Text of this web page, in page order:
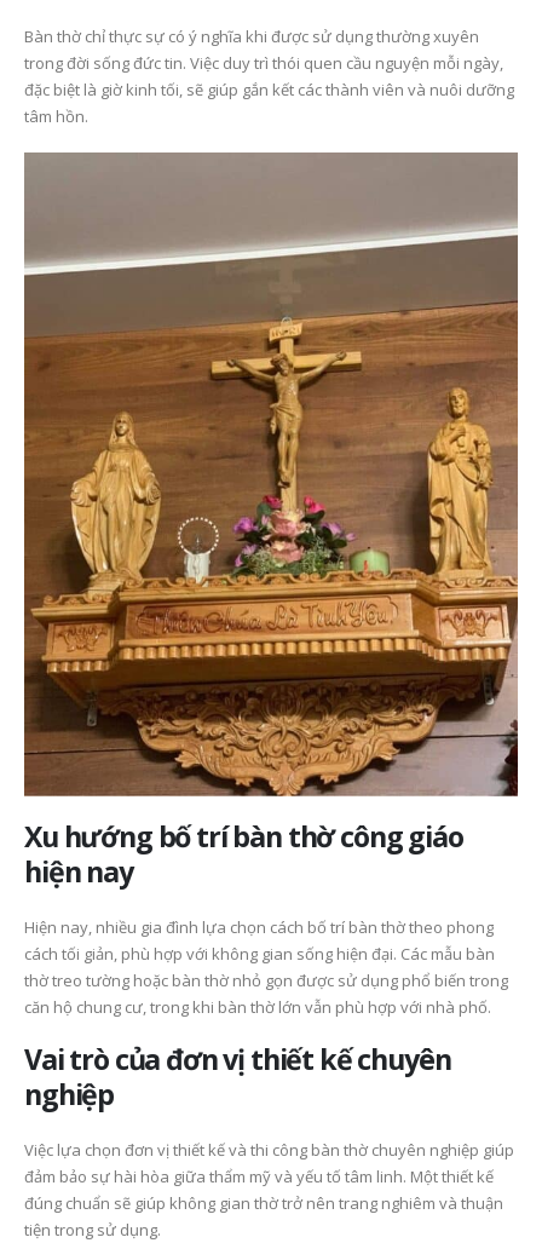
Bàn thờ chỉ thực sự có ý nghĩa khi được sử dụng thường xuyên
trong đời sống đức tin. Việc duy trì thói quen cầu nguyện mỗi ngày,
đặc biệt là giờ kinh tối, sẽ giúp gắn kết các thành viên và nuôi dưỡng
tâm hồn.
Xu hướng bố trí bàn thờ công giáo
hiện nay
Hiện nay, nhiều gia đình lựa chọn cách bố trí bàn thờ theo phong
cách tối giản, phù hợp với không gian sống hiện đại. Các mẫu bàn
thờ treo tường hoặc bàn thờ nhỏ gọn được sử dụng phổ biến trong
căn hộ chung cư, trong khi bàn thờ lớn vẫn phù hợp với nhà phố.
Vai trò của đơn vị thiết kế chuyên
nghiệp
Việc lựa chọn đơn vị thiết kế và thi công bàn thờ chuyên nghiệp giúp
đảm bảo sự hài hòa giữa thẩm mỹ và yếu tố tâm linh. Một thiết kế
đúng chuẩn sẽ giúp không gian thờ trở nên trang nghiêm và thuận
tiện trong sử dụng.